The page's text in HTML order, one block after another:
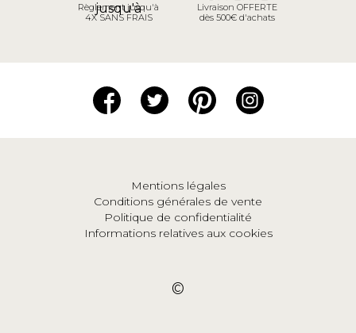
Règlement jusqu'à
4X SANS FRAIS
Livraison OFFERTE
dès 500€ d'achats
Mentions légales
Conditions générales de vente
Politique de confidentialité
Informations relatives aux cookies
©